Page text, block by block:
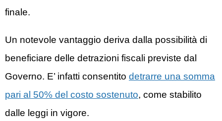
finale.
Un notevole vantaggio deriva dalla possibilità di
beneficiare delle detrazioni fiscali previste dal
Governo. E’ infatti consentito detrarre una somma
pari al 50% del costo sostenuto, come stabilito
dalle leggi in vigore.